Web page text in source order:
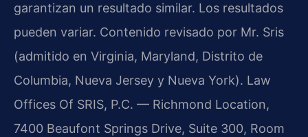
garantizan un resultado similar. Los resultados
pueden variar. Contenido revisado por Mr. Sris
(admitido en Virginia, Maryland, Distrito de
Columbia, Nueva Jersey y Nueva York). Law
Offices Of SRIS, P.C. — Richmond Location,
7400 Beaufont Springs Drive, Suite 300, Room